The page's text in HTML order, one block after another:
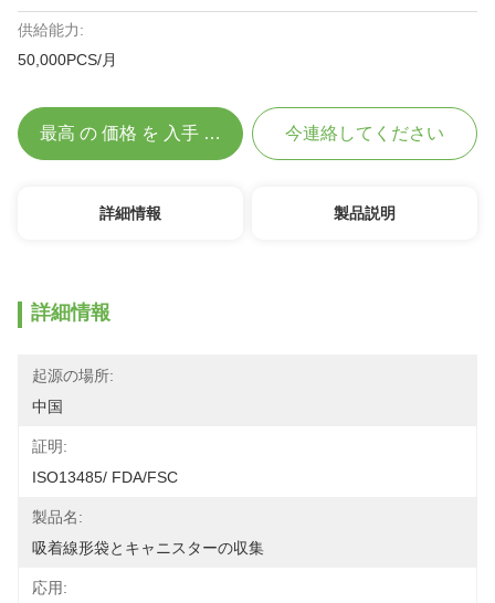
供給能力:
50,000PCS/月
最高 の 価格 を 入手 する 今連絡してください
詳細情報 製品説明
詳細情報
起源の場所:
中国
証明:
ISO13485/ FDA/FSC
製品名:
吸着線形袋とキャニスターの収集
応用: